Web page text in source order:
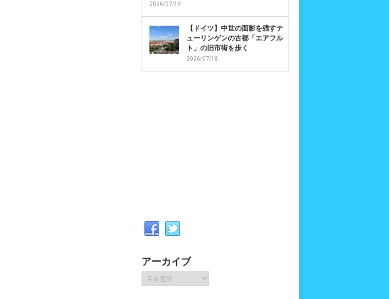
2026/07/19
【ドイツ】中世の面影を残すテ
ューリンゲンの古都「エアフル
ト」の旧市街を歩く
2026/07/18
アーカイブ
ア
ー